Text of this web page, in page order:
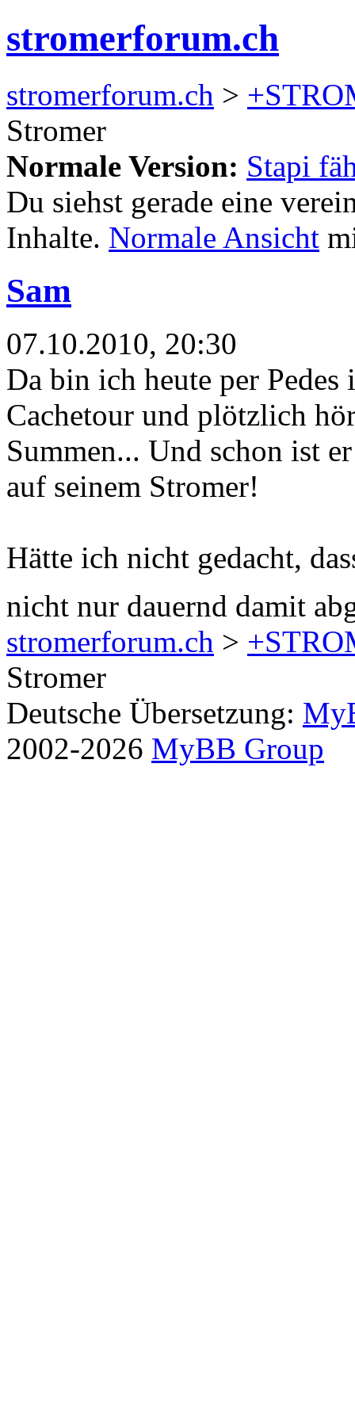
stromerforum.ch
stromerforum.ch >
Stromer
Normale Version: Stapi
Du siehst gerade eine
Inhalte. Normale Ansicht
Sam
07.10.2010, 20:30
Da bin ich heute per
Cachetour und plötzlich
Summen... Und schon ist
auf seinem Stromer!
Hätte ich nicht gedacht,
nicht nur dauernd damit
stromerforum.ch >
Stromer
Deutsche Übersetzung:
2002-2026 MyBB Group